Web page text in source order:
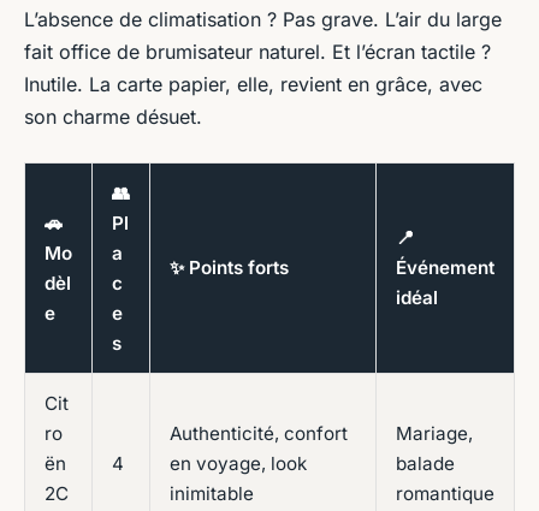
L’absence de climatisation ? Pas grave. L’air du large
fait office de brumisateur naturel. Et l’écran tactile ?
Inutile. La carte papier, elle, revient en grâce, avec
son charme désuet.
🚗
Mo
dèl
e
👥
Pl
a
c
e
s
✨ Points forts
📍
Événement
idéal
Cit
ro
ën
2C
4
Authenticité, confort
en voyage, look
inimitable
Mariage,
balade
romantique